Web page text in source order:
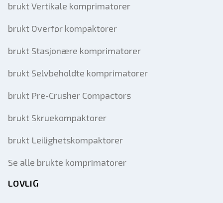
brukt Vertikale komprimatorer
brukt Overfør kompaktorer
brukt Stasjonære komprimatorer
brukt Selvbeholdte komprimatorer
brukt Pre-Crusher Compactors
brukt Skruekompaktorer
brukt Leilighetskompaktorer
Se alle brukte komprimatorer
LOVLIG